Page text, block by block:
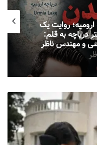
پشت پرده خشک شدن دریاچه ارومیه؛ روایت یک
مهندس ناظر از پروژه‌ای در بستر دریاچه به قلم:
و مهندس ناظر
و وصیت‌نامه
پرنسس مریم